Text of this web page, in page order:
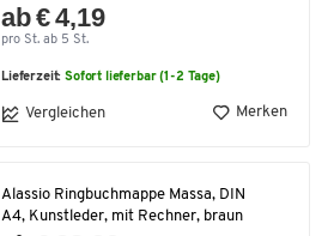
ab € 4,19
pro St. ab 5 St.
Lieferzeit:Sofort lieferbar (1-2 Tage)
Vergleichen Merken
Alassio Ringbuchmappe Massa, DIN
A4, Kunstleder, mit Rechner, braun